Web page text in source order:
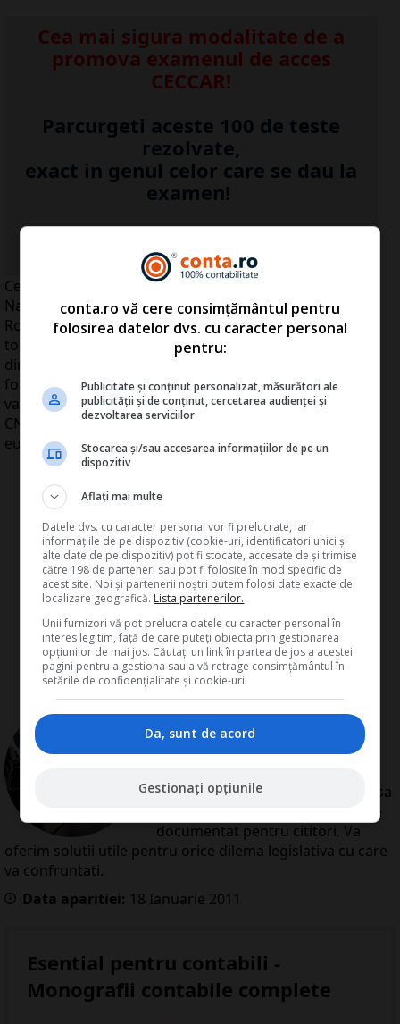
Cea mai sigura modalitate de a
promova examenul de acces
CECCAR!
Parcurgeti aceste 100 de teste
rezolvate,
exact in genul celor care se dau la
examen!
...Detalii clickAICI
Cele mai mari 30 de contracte atribuite de Compania
Naţională de Autostrăzi şi Drumuri Naţionale din
România (CNADNR) în ultimii patru ani au o valoare
totală de aproape 1,7 miliarde de euro, însă doar nouă
dintre aceste contracte, în valoare de 400 mil. euro, au
fost reprezentate de lucrări pentru autostrăzi sau
variante ocolitoare de oraşe. În aceeaşi perioadă,
CNADNR a avut la dispoziţie aproape 9 miliarde de
euro, informează Ziarul Financiar.
deRedactia Conta
Redactia Conta este alcatuita din
autori cu experienta dovedita pe
fiscalitate. Colectivul si-a propus sa
creeze continut interesant si bine
documentat pentru cititori. Va
oferim solutii utile pentru orice dilema legislativa cu care
va confruntati.
Data aparitiei: 18 Ianuarie 2011
Esential pentru contabili -
Monografii contabile complete
conta.ro vă cere consimțământul pentru
folosirea datelor dvs. cu caracter personal
pentru:
Publicitate și conținut personalizat, măsurători ale
publicității și de conținut, cercetarea audienței și
dezvoltarea serviciilor
Stocarea și/sau accesarea informațiilor de pe un
dispozitiv
Aflați mai multe
Datele dvs. cu caracter personal vor fi prelucrate, iar
informațiile de pe dispozitiv (cookie-uri, identificatori unici și
alte date de pe dispozitiv) pot fi stocate, accesate de și trimise
către 198 de parteneri sau pot fi folosite în mod specific de
acest site. Noi și partenerii noștri putem folosi date exacte de
localizare geografică. Lista partenerilor.
Unii furnizori vă pot prelucra datele cu caracter personal în
interes legitim, față de care puteți obiecta prin gestionarea
opțiunilor de mai jos. Căutați un link în partea de jos a acestei
pagini pentru a gestiona sau a vă retrage consimțământul în
setările de confidențialitate și cookie-uri.
Da, sunt de acord
Gestionați opțiunile